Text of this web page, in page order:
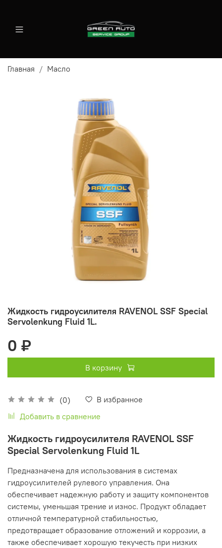
Главная Масло
Жидкость гидроусилителя RAVENOL SSF Special
Servolenkung Fluid 1L.
(0)
В избранное
Добавить в сравнение
0 ₽
В корзину
Жидкость гидроусилителя RAVENOL SSF
Special Servolenkung Fluid 1L
Предназначена для использования в системах
гидроусилителей рулевого управления. Она
обеспечивает надежную работу и защиту компонентов
системы, уменьшая трение и износ. Продукт обладает
отличной температурной стабильностью,
предотвращает образование отложений и коррозии, а
также обеспечивает хорошую текучесть при низких